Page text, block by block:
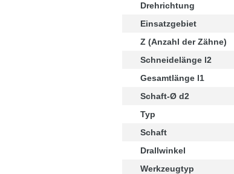
Drehrichtung
Einsatzgebiet
Z (Anzahl der Zähne)
Schneidelänge l2
Gesamtlänge l1
Schaft-Ø d2
Typ
Schaft
Drallwinkel
Werkzeugtyp